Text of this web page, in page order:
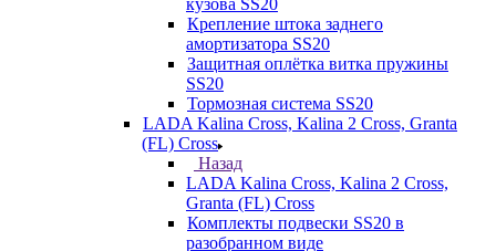
кузова SS20
Крепление штока заднего
амортизатора SS20
Защитная оплётка витка пружины
SS20
Тормозная система SS20
LADA Kalina Cross, Kalina 2 Cross, Granta
(FL) Cross
Назад
LADA Kalina Cross, Kalina 2 Cross,
Granta (FL) Cross
Комплекты подвески SS20 в
разобранном виде